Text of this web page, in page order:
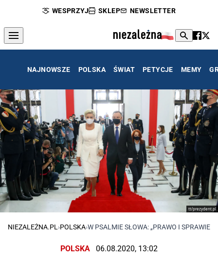
WESPRZYJ SKLEP NEWSLETTER
NAJNOWSZE POLSKA ŚWIAT PETYCJE MEMY
tt/prezydent.pl
NIEZALEŻNA.PL›POLSKA›W PSALMIE SŁOWA: „PRAWO I
POLSKA 06.08.2020, 13:02